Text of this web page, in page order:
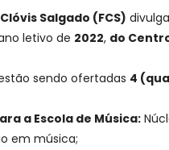
Salgado (FCS)
letivo de 2022, do
sendo ofertadas 4
a Escola de Música:
em música;